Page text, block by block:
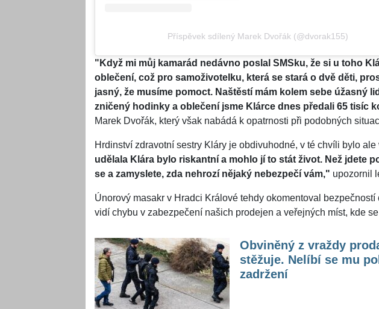
Příspěvek sdílený Marek Dvořák (@dvorak155)
"Když mi můj kamarád nedávno poslal SMSku, že si u toho
oblečení, což pro samoživotelku, která se stará o dvě děti,
jasný, že musíme pomoct. Naštěstí mám kolem sebe úžasný
zničený hodinky a oblečení jsme Klárce dnes předali 65 tisíc
Marek Dvořák, který však nabádá k opatrnosti při podobných
Hrdinství zdravotní sestry Kláry je obdivuhodné, v té chvíli bylo ale
udělala Klára bylo riskantní a mohlo jí to stát život. Než jdete
se a zamyslete, zda nehrozí nějaký nebezpečí vám," upozornil
Únorový masakr v Hradci Králové tehdy okomentoval bezpečností
vidí chybu v zabezpečení našich prodejen a veřejných míst, kde
Obviněný z vraždy
stěžuje. Nelíbí se mu
zadržení